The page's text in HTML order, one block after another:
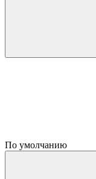
По умолчанию